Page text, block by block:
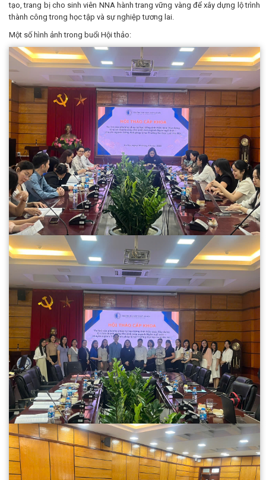
tạo, trang bị cho sinh viên NNA hành trang vững vàng để xây dựng lộ trình
thành công trong học tập và sự nghiệp tương lai.
Một số hình ảnh trong buổi Hội thảo: